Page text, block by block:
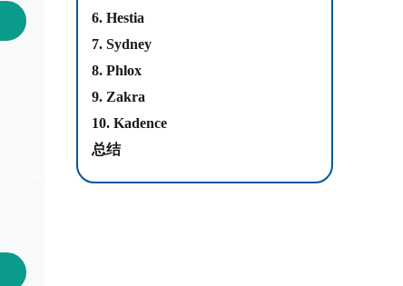
6. Hestia
7. Sydney
8. Phlox
9. Zakra
10. Kadence
总结